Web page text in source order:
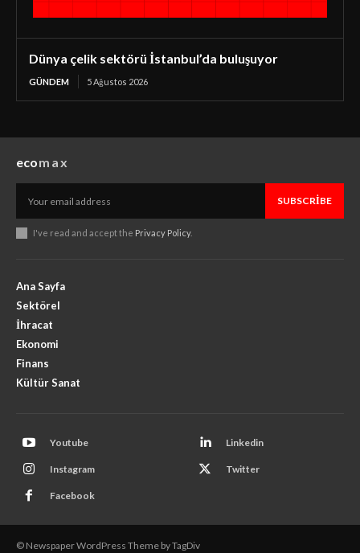
Dünya çelik sektörü İstanbul’da buluşuyor
GÜNDEM 5 Ağustos 2026
ecomax
SUBSCRIBE
I've read and accept the Privacy Policy.
Ana Sayfa
Sektörel
İhracat
Ekonomi
Finans
Kültür Sanat
Youtube Linkedin
Instagram Twitter
Facebook
© Newspaper WordPress Theme by TagDiv